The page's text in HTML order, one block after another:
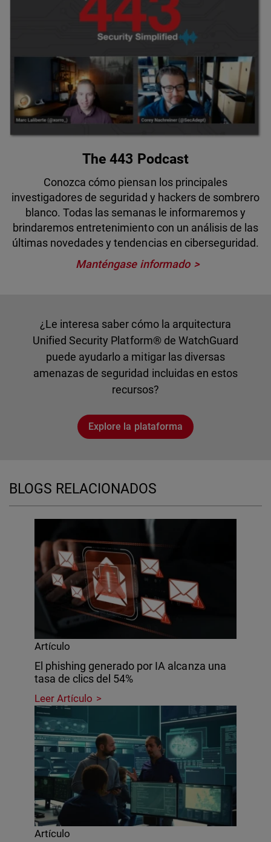
The 443 Podcast
Conozca cómo piensan los principales
investigadores de seguridad y hackers de sombrero
blanco. Todas las semanas le informaremos y
brindaremos entretenimiento con un análisis de las
últimas novedades y tendencias en ciberseguridad.
Manténgase informado
¿Le interesa saber cómo la arquitectura
Unified Security Platform® de WatchGuard
puede ayudarlo a mitigar las diversas
amenazas de seguridad incluidas en estos
recursos?
Explore la plataforma
BLOGS RELACIONADOS
Artículo
El phishing generado por IA alcanza una
tasa de clics del 54%
Leer Artículo
Artículo